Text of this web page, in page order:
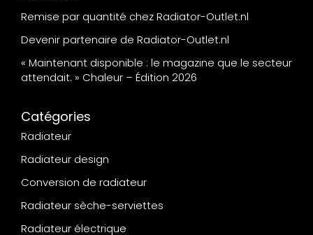
Remise par quantité chez Radiator-Outlet.nl
Devenir partenaire de Radiator-Outlet.nl
« Maintenant disponible : le magazine que le secteur
attendait. » Chaleur – Édition 2026
Catégories
Radiateur
Radiateur design
Conversion de radiateur
Radiateur sèche-serviettes
Radiateur électrique